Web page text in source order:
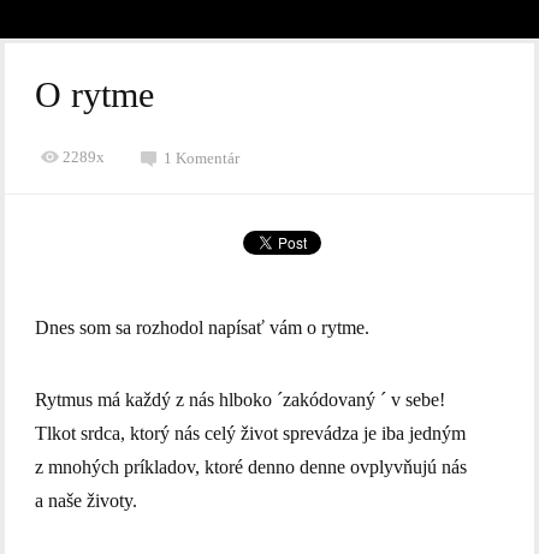
O rytme
2289x 1 Komentár
Dnes som sa rozhodol napísať vám o rytme.
Rytmus má každý z nás hlboko ´zakódovaný ´ v sebe!
Tlkot srdca, ktorý nás celý život sprevádza je iba jedným
z mnohých príkladov, ktoré denno denne ovplyvňujú nás
a naše životy.